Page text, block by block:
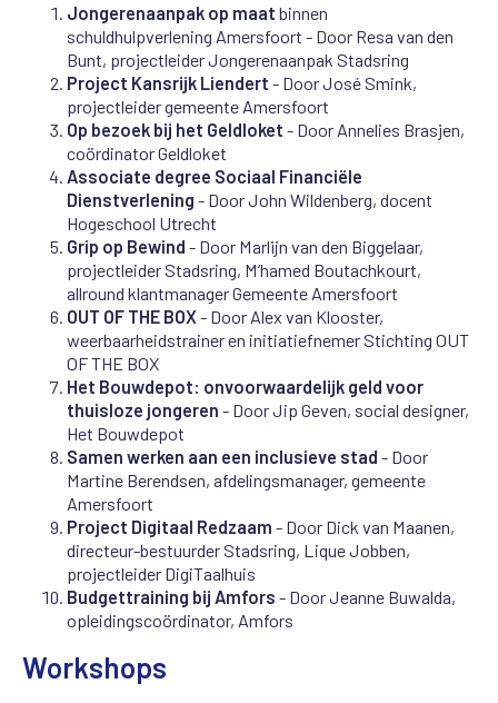
Jongerenaanpak op maat binnen
schuldhulpverlening Amersfoort - Door Resa van den
Bunt, projectleider Jongerenaanpak Stadsring
Project Kansrijk Liendert - Door José Smink,
projectleider gemeente Amersfoort
Op bezoek bij het Geldloket - Door Annelies Brasjen,
coördinator Geldloket
Associate degree Sociaal Financiële
Dienstverlening - Door John Wildenberg, docent
Hogeschool Utrecht
Grip op Bewind - Door Marlijn van den Biggelaar,
projectleider Stadsring, M’hamed Boutachkourt,
allround klantmanager Gemeente Amersfoort
OUT OF THE BOX- Door Alex van Klooster,
weerbaarheidstrainer en initiatiefnemer Stichting OUT
OF THE BOX
Het Bouwdepot: onvoorwaardelijk geld voor
thuisloze jongeren - Door Jip Geven, social designer,
Het Bouwdepot
Samen werken aan een inclusieve stad - Door
Martine Berendsen, afdelingsmanager, gemeente
Amersfoort
Project Digitaal Redzaam - Door Dick van Maanen,
directeur-bestuurder Stadsring, Lique Jobben,
projectleider DigiTaalhuis
Budgettraining bij Amfors - Door Jeanne Buwalda,
opleidingscoördinator, Amfors
Workshops